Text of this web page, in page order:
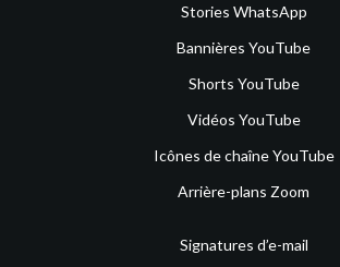
Stories WhatsApp
Bannières YouTube
Shorts YouTube
Vidéos YouTube
Icônes de chaîne YouTube
Arrière-plans Zoom
Signatures d’e-mail